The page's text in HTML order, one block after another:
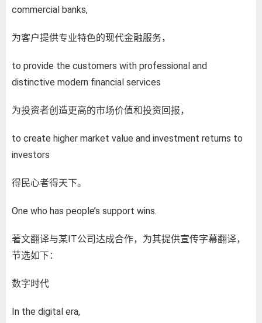
commercial banks,
为客户提供专业特色的现代金融服务，
to provide the customers with professional and
distinctive modern financial services
为投资者创造更高的市场价值和投资回报，
to create higher market value and investment returns to
investors
得民心者得天下。
One who has people’s support wins.
著文翻译与某IT公司达成合作，为其提供宣传字幕翻译，
节选如下：
数字时代
In the digital era,